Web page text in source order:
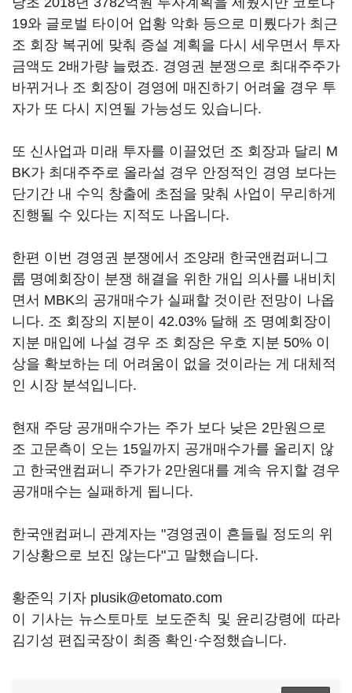
19와 글로벌 타이어 업황 악화 등으로 미뤘다가 최근
조 회장 복귀에 맞춰 증설 계획을 다시 세우면서 투자
금액도 2배가량 늘렸죠. 경영권 분쟁으로 최대주주가
바뀌거나 조 회장이 경영에 매진하기 어려울 경우 투
자가 또 다시 지연될 가능성도 있습니다.
또 신사업과 미래 투자를 이끌었던 조 회장과 달리 M
BK가 최대주주로 올라설 경우 안정적인 경영 보다는
단기간 내 수익 창출에 초점을 맞춰 사업이 무리하게
진행될 수 있다는 지적도 나옵니다.
한편 이번 경영권 분쟁에서 조양래 한국앤컴퍼니그
룹 명예회장이 분쟁 해결을 위한 개입 의사를 내비치
면서 MBK의 공개매수가 실패할 것이란 전망이 나옵
니다. 조 회장의 지분이 42.03% 달해 조 명예회장이
지분 매입에 나설 경우 조 회장은 우호 지분 50% 이
상을 확보하는 데 어려움이 없을 것이라는 게 대체적
인 시장 분석입니다.
현재 주당 공개매수가는 주가 보다 낮은 2만원으로
조 고문측이 오는 15일까지 공개매수가를 올리지 않
고 한국앤컴퍼니 주가가 2만원대를 계속 유지할 경우
공개매수는 실패하게 됩니다.
한국앤컴퍼니 관계자는 "경영권이 흔들릴 정도의 위
기상황으로 보진 않는다"고 말했습니다.
황준익 기자 plusik@etomato.com
이 기사는 뉴스토마토 보도준칙 및 윤리강령에 따라
김기성 편집국장이 최종 확인·수정했습니다.